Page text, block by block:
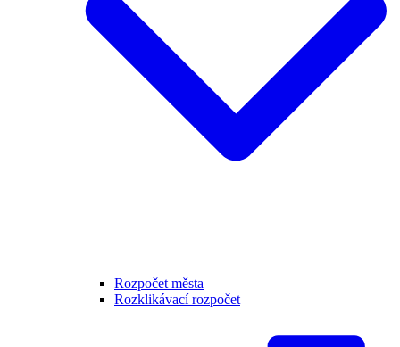
Rozpočet města
Rozklikávací rozpočet